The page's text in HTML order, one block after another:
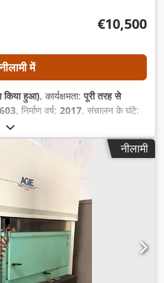
€10,500
में
किया हुआ), कार्यक्षमता:पूरी तरह से
, निर्माण वर्ष: 2017, संचालन के घंटे:
, मस्त प्रकार:
नीलामी